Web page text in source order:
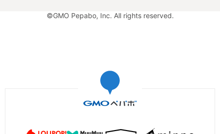
©GMO Pepabo, Inc. All rights reserved.